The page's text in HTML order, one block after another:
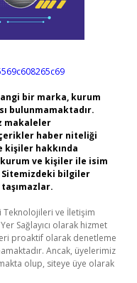
bir marka, kurum
bulunmamaktadır.
makaleler
haber niteliği
kişiler hakkında
kurum ve kişiler ile isim
bilgiler
Teknolojileri ve İletişim
Sağlayıcı olarak hizmet
proaktif olarak denetleme
Ancak, üyelerimiz
olup, siteye üye olarak